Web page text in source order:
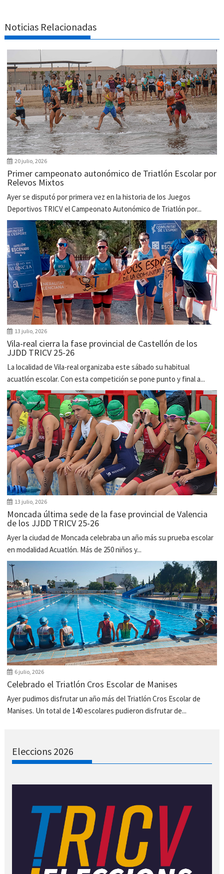
Noticias Relacionadas
20 julio, 2026
Primer campeonato autonómico de Triatlón Escolar por
Relevos Mixtos
Ayer se disputó por primera vez en la historia de los Juegos
Deportivos TRICV el Campeonato Autonómico de Triatlón por...
13 julio, 2026
Vila-real cierra la fase provincial de Castellón de los
JJDD TRICV 25-26
La localidad de Vila-real organizaba este sábado su habitual
acuatlón escolar. Con esta competición se pone punto y final a...
13 julio, 2026
Moncada última sede de la fase provincial de Valencia
de los JJDD TRICV 25-26
Ayer la ciudad de Moncada celebraba un año más su prueba escolar
en modalidad Acuatlón. Más de 250 niños y...
6 julio, 2026
Celebrado el Triatlón Cros Escolar de Manises
Ayer pudimos disfrutar un año más del Triatlón Cros Escolar de
Manises. Un total de 140 escolares pudieron disfrutar de...
Eleccions 2026